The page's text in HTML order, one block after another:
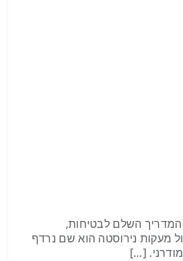
המדריך השלם לבטיחות,
מעקות נירוסטה הוא שם נרדף
[…]